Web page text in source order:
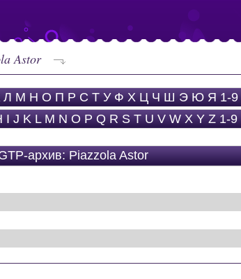
Astor
Л М Н О П Р С Т У Ф Х Ц Ч Ш Э Ю Я 1-9
I J K L M N O P Q R S T U V W X Y Z 1-9
архив: Piazzola Astor